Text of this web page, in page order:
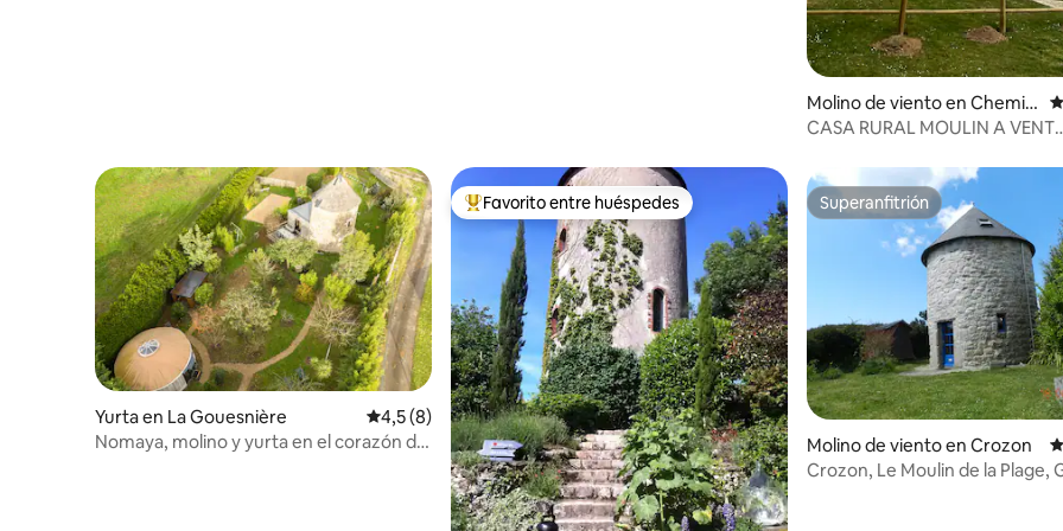
Molino de viento en Chemill
é-en-Anjou
CASA RURAL MOULIN A VENT
Yurta en La Gouesnière Calificación promedio: 4,5 de 5. 8 evaluaciones
4,5 (8)
Nomaya, molino y yurta en el corazón de
Favorito entre los huéspedes más destacados
Favorito entre huéspedes Superanfitrión
Superanfitrión
Molino de viento en Crozon
Crozon, Le Moulin de la Plage,